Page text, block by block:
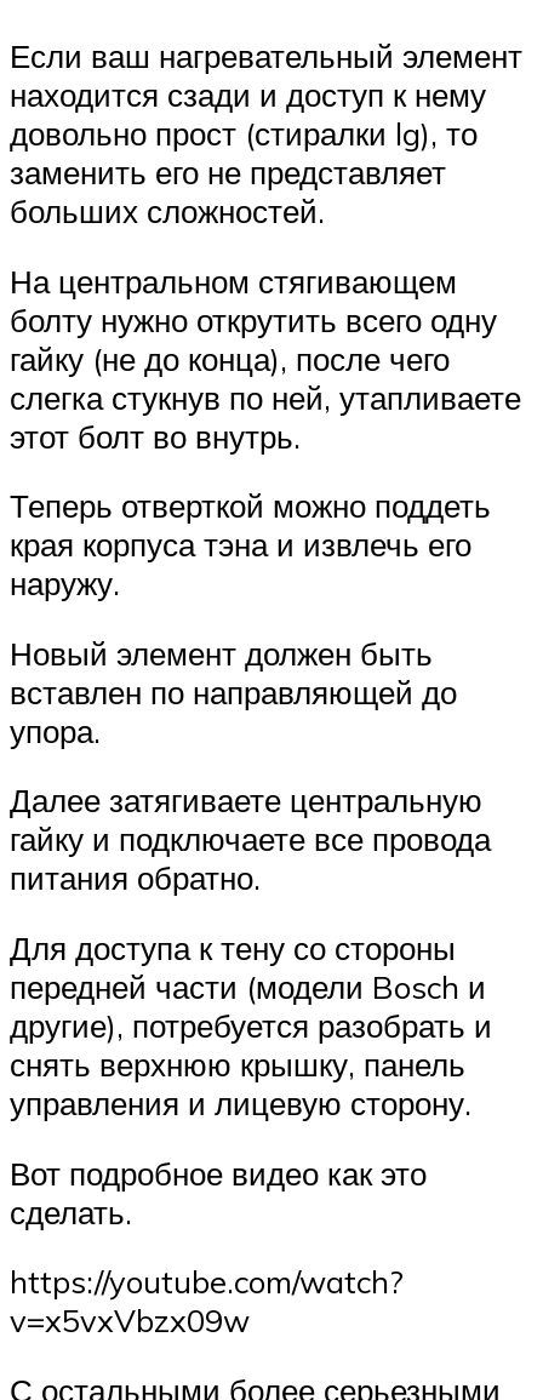
Если ваш нагревательный элемент
находится сзади и доступ к нему
довольно прост (стиралки lg), то
заменить его не представляет
больших сложностей.
На центральном стягивающем
болту нужно открутить всего одну
гайку (не до конца), после чего
слегка стукнув по ней, утапливаете
этот болт во внутрь.
Теперь отверткой можно поддеть
края корпуса тэна и извлечь его
наружу.
Новый элемент должен быть
вставлен по направляющей до
упора.
Далее затягиваете центральную
гайку и подключаете все провода
питания обратно.
Для доступа к тену со стороны
передней части (модели Bosch и
другие), потребуется разобрать и
снять верхнюю крышку, панель
управления и лицевую сторону.
Вот подробное видео как это
сделать.
https://youtube.com/watch?
v=x5vxVbzx09w
С остальными более серьезными